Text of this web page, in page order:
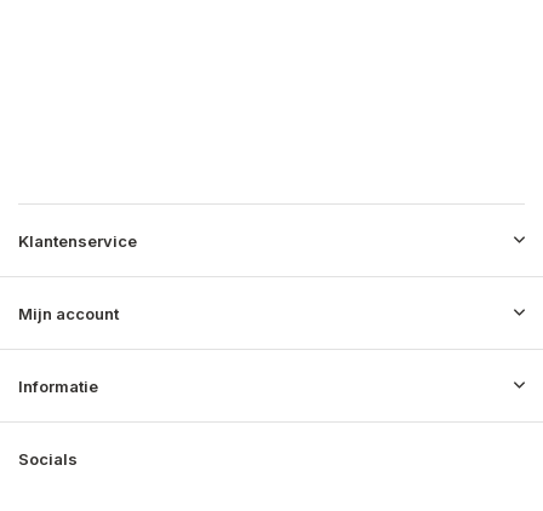
Klantenservice
Mijn account
Informatie
Socials